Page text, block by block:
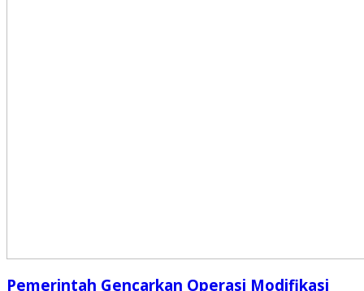
Pemerintah Gencarkan Operasi Modifikasi